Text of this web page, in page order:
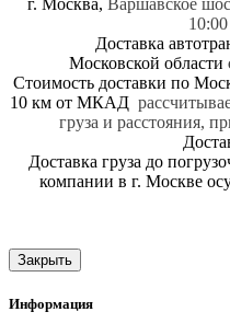
Доставка
Московской области
Стоимость доставки по
10 км от МКАД
груза и расстояния,
Доставка груза до
компании в г. Москве
Закрыть
Информация